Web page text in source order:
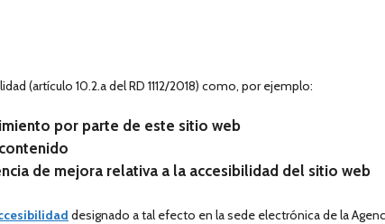
(artículo 10.2.a del RD 1112/2018) como, por ejemplo:
por parte de este sitio web
de mejora relativa a la accesibilidad del sitio web
designado a tal efecto en la sede electrónica de la